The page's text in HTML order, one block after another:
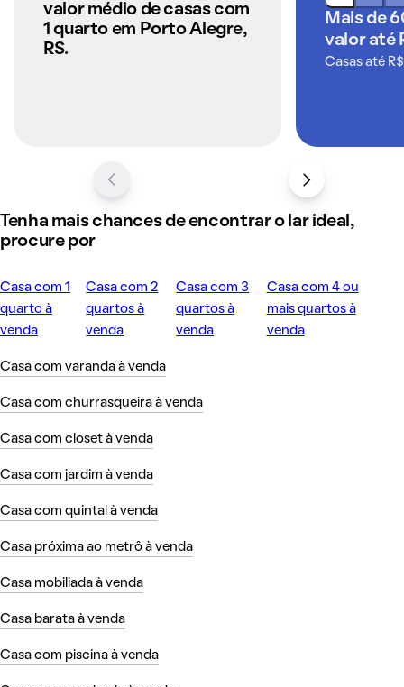
valor médio de casas com
1 quarto em Porto Alegre,
RS.
Mais de
valor até
Casas até
Tenha mais chances de encontrar o lar ideal,
procure por
Casa com 1
quarto à
venda
Casa com 2
quartos à
venda
Casa com 3
quartos à
venda
Casa com 4 ou
mais quartos à
venda
Casa com varanda à venda
Casa com churrasqueira à venda
Casa com closet à venda
Casa com jardim à venda
Casa com quintal à venda
Casa próxima ao metrô à venda
Casa mobiliada à venda
Casa barata à venda
Casa com piscina à venda